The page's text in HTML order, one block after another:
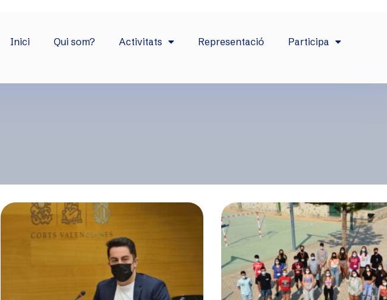
Inici Qui som? Activitats Representació Participa